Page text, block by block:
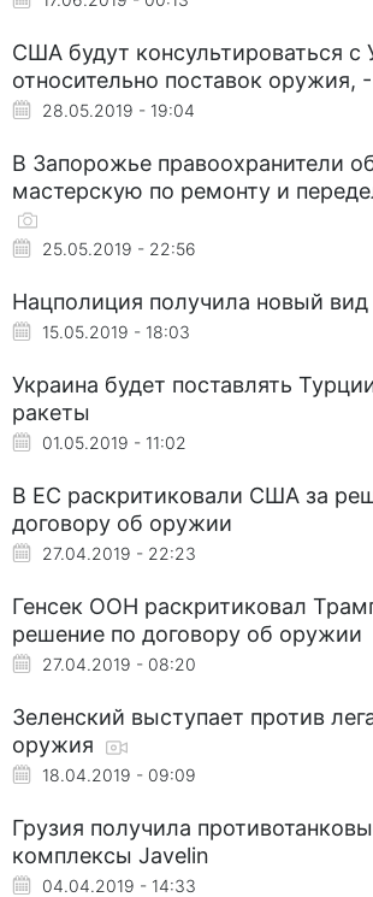
США будут консультироваться с
относительно поставок оружия,
28.05.2019 - 19:04
В Запорожье правоохранители
мастерскую по ремонту и
25.05.2019 - 22:56
Нацполиция получила новый
15.05.2019 - 18:03
Украина будет поставлять
ракеты
01.05.2019 - 11:02
В ЕС раскритиковали США за
договору об оружии
27.04.2019 - 22:23
Генсек ООН раскритиковал
решение по договору об оружии
27.04.2019 - 08:20
Зеленский выступает против
оружия
18.04.2019 - 09:09
Грузия получила
комплексы Javelin
04.04.2019 - 14:33